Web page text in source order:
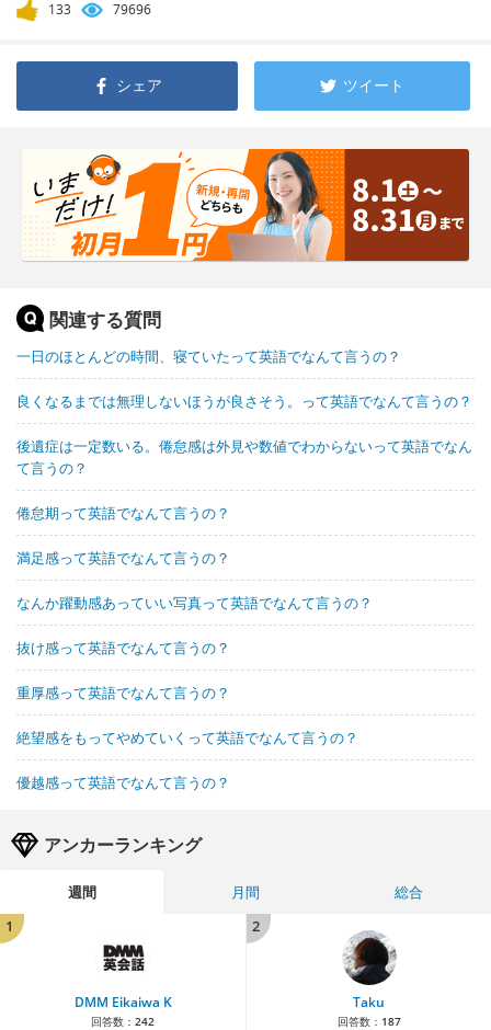
133 79696
シェア ツイート
関連する質問
一日のほとんどの時間、寝ていたって英語でなんて言うの？
良くなるまでは無理しないほうが良さそう。って英語でなんて言うの？
後遺症は一定数いる。倦怠感は外見や数値でわからないって英語でなん
て言うの？
倦怠期って英語でなんて言うの？
満足感って英語でなんて言うの？
なんか躍動感あっていい写真って英語でなんて言うの？
抜け感って英語でなんて言うの？
重厚感って英語でなんて言うの？
絶望感をもってやめていくって英語でなんて言うの？
優越感って英語でなんて言うの？
アンカーランキング
週間 月間
総合
1
DMM Eikaiwa K
回答数： 242
2
Taku
回答数： 187